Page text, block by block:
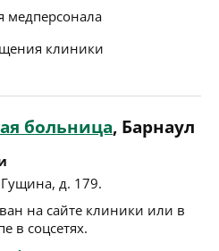
медперсонала
клиники
больница, Барнаул
д. 179.
на сайте клиники или в
в соцсетях.